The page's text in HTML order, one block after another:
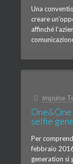
Una
creare
affinché
Impulse
selfie
Per
febbraio
generation si